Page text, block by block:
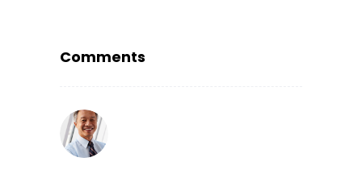
Comments